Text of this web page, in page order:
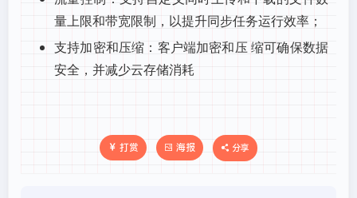
量上限和带宽限制，以提升同步任务运行效率；
支持加密和压缩：客户端加密和压 缩可确保数据
安全，并减少云存储消耗
打赏 海报 分享